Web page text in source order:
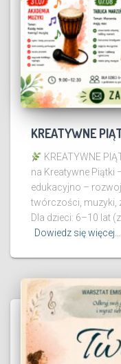
KREATYWNE
KREATYWNE
na Kreatywne Piątki
edukacyjno –
twórczości, muzyki,
Dla dzieci: 6–10 lat
Dowiedz się więcej…